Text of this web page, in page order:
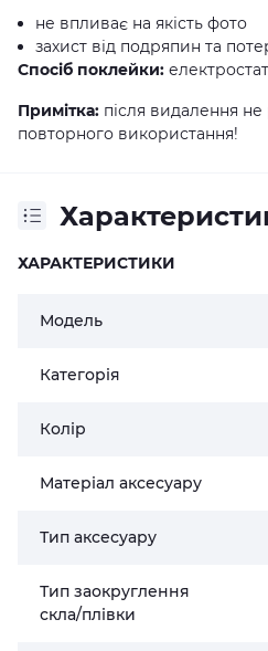
не впливає на якість фото
захист від подряпин та
Спосіб поклейки:
Примітка: після видалення
повторного використання!
ХАРАКТЕРИСТИКИ
Модель
Категорія
Колір
Матеріал аксесуару
Тип аксесуару
Тип заокруглення
скла/плівки